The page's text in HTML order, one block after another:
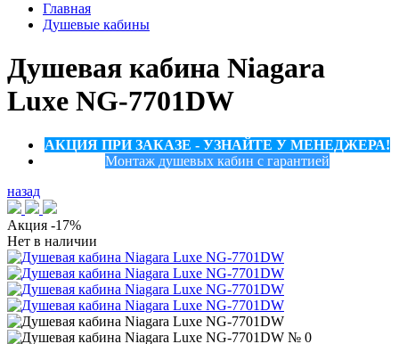
Главная
Душевые кабины
Душевая кабина Niagara
Luxe NG-7701DW
АКЦИЯ ПРИ ЗАКАЗЕ - УЗНАЙТЕ У МЕНЕДЖЕРА!
Монтаж душевых кабин с гарантией
назад
Акция -17%
Нет в наличии